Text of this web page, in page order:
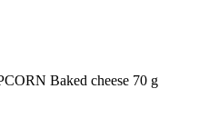
Baked cheese 70 g